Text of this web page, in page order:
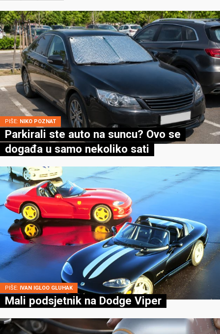
PIŠE: NIKO POZNAT
Parkirali ste auto na suncu? Ovo se
događa u samo nekoliko sati
PIŠE: IVAN IGLOO GLUHAK
Mali podsjetnik na Dodge Viper